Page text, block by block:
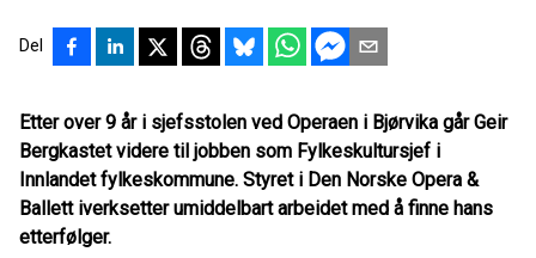
Del
Etter over 9 år i sjefsstolen ved Operaen i Bjørvika går Geir
Bergkastet videre til jobben som Fylkeskultursjef i
Innlandet fylkeskommune. Styret i Den Norske Opera &
Ballett iverksetter umiddelbart arbeidet med å finne hans
etterfølger.